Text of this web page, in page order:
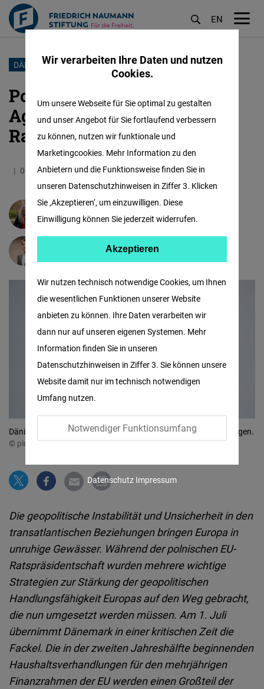
Direkt
Inhalt
EN
DÄNEMARKS EU-RATSPRÄSIDENTSCHAFT
Polens Bilanz, Dänemarks
Agenda: Ein neuer EU-
Ratsvorsitz beginnt
01.07.2025 5.5 Minuten Europa
Barbora Krempaská
Jeroen Dobber
Dänische und EU-Flaggen am dänischen Parlament in Kopenhagen.
© picture alliance / Ritzau Scanpix | Mads Claus Rasmussen
Die geopolitische Instabilität und Unsicherheit in den
transatlantischen Beziehungen bringen Europa in
unruhige Gewässer. Während der polnischen EU-
Ratspräsidentschaft wurden mehrere wichtige
Strategien zur Stärkung der geopolitischen
Handlungsfähigkeit Europas auf den Weg gebracht,
die nun umgesetzt werden müssen. Am 1. Juli
übernimmt Dänemark in einer kritischen Zeit die
Fackel. Die in der zweiten Jahreshälfte beginnenden
Haushaltsverhandlungen für den mehrjährigen
Finanzrahmen der EU werden einen Großteil der
Wir verarbeiten Ihre Daten und nutzen
Cookies.
Wir nutzen technisch notwendige Cookies, um Ihnen
die wesentlichen Funktionen unserer Website
anbieten zu können. Ihre Daten verarbeiten wir
dann nur auf unseren eigenen Systemen. Mehr
Information finden Sie in unseren
Datenschutzhinweisen in Ziffer 3. Sie können unsere
Website damit nur im technisch notwendigen
Umfang nutzen.
Notwendiger Funktionsumfang
Um unsere Webseite für Sie optimal zu gestalten
und unser Angebot für Sie fortlaufend verbessern
zu können, nutzen wir funktionale und
Marketingcookies. Mehr Information zu den
Anbietern und die Funktionsweise finden Sie in
unseren Datenschutzhinweisen in Ziffer 3. Klicken
Sie ‚Akzeptieren‘, um einzuwilligen. Diese
Einwilligung können Sie jederzeit widerrufen.
Facebook
Embed
Twitter
Embed
Instagram
Embed
Maps
Embed
Cloudinary
Flickr
Embed
Newsletter2go
Embed
Akzeptieren
Datenschutz Impressum